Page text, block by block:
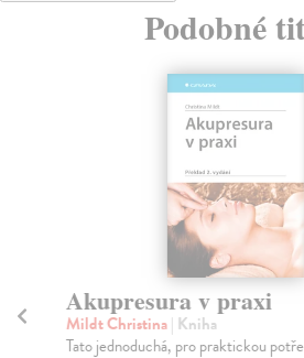
Podobné
Akupresura v praxi
Mildt Christina| Kniha
Tato jednoduchá, pro praktickou